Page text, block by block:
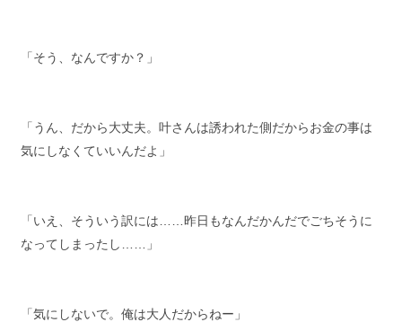
「そう、なんですか？」
「うん、だから大丈夫。叶さんは誘われた側だからお金の事は
気にしなくていいんだよ」
「いえ、そういう訳には……昨日もなんだかんだでごちそうに
なってしまったし……」
「気にしないで。俺は大人だからねー」